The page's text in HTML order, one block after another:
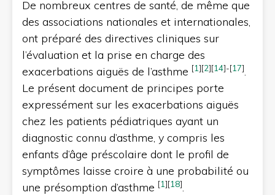
De nombreux centres de santé, de même que
des associations nationales et internationales,
ont préparé des directives cliniques sur
l’évaluation et la prise en charge des
exacerbations aiguës de l’asthme [1][2][14]-[17].
Le présent document de principes porte
expressément sur les exacerbations aiguës
chez les patients pédiatriques ayant un
diagnostic connu d’asthme, y compris les
enfants d’âge préscolaire dont le profil de
symptômes laisse croire à une probabilité ou
une présomption d’asthme [1][18].